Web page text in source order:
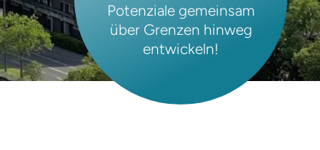
Potenziale gemeinsam
über Grenzen hinweg
entwickeln!